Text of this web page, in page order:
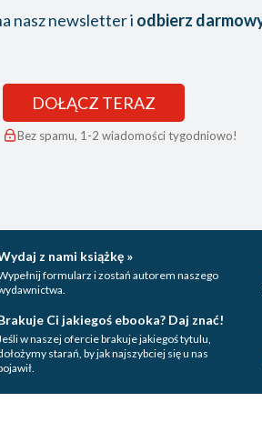
nasz newsletter i odbierz
DOŁĄCZ TERAZ
Bez spamu, 1-2 wiadomości tygodniowo!
z nami książkę »
formularz i zostań autorem naszego
Ci jakiegoś ebooka? Daj znać!
Jeśli w naszej ofercie brakuje jakiegoś tytulu,
starań, by jak najszybciej się u nas